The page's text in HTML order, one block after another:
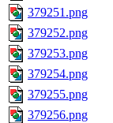
379251.png
379252.png
379253.png
379254.png
379255.png
379256.png